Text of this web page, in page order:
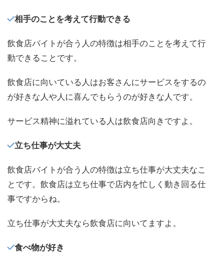
相手のことを考えて行動できる
飲食店バイトが合う人の特徴は相手のことを考えて行
動できることです。
飲食店に向いている人はお客さんにサービスをするの
が好きな人や人に喜んでもらうのが好きな人です。
サービス精神に溢れている人は飲食店向きですよ。
立ち仕事が大丈夫
飲食店バイトが合う人の特徴は立ち仕事が大丈夫なこ
とです。飲食店は立ち仕事で店内を忙しく動き回る仕
事ですからね。
立ち仕事が大丈夫なら飲食店に向いてますよ。
食べ物が好き